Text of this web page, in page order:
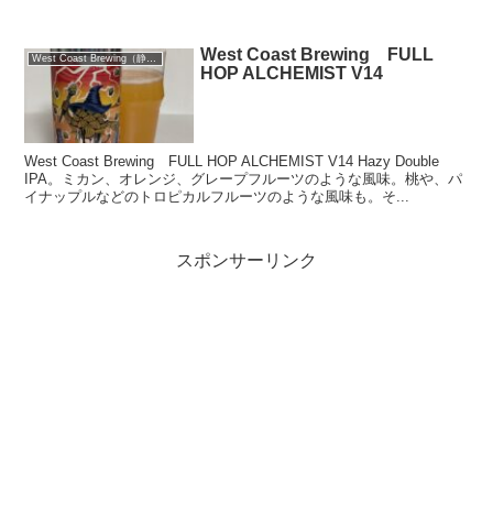
West Coast Brewing（静岡）
West Coast Brewing FULL
HOP ALCHEMIST V14
West Coast Brewing FULL HOP ALCHEMIST V14 Hazy Double
IPA。ミカン、オレンジ、グレープフルーツのような風味。桃や、パ
イナップルなどのトロピカルフルーツのような風味も。そ...
スポンサーリンク